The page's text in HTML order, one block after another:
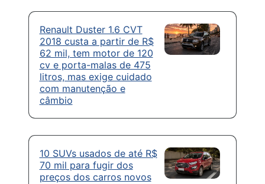
Renault Duster 1.6 CVT
2018 custa a partir de R$
62 mil, tem motor de 120
cv e porta-malas de 475
litros, mas exige cuidado
com manutenção e
câmbio
10 SUVs usados de até R$
70 mil para fugir dos
preços dos carros novos